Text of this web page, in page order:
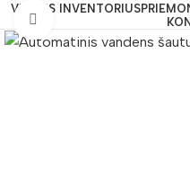
VIDAUS INVENTORIUS
Padidinti nuotrauką